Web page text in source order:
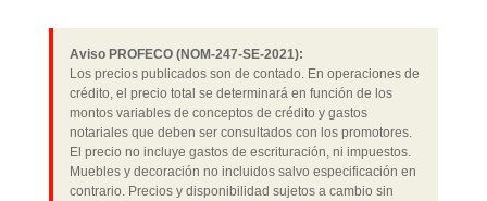
Aviso PROFECO (NOM-247-SE-2021):
Los precios publicados son de contado. En operaciones de
crédito, el precio total se determinará en función de los
montos variables de conceptos de crédito y gastos
notariales que deben ser consultados con los promotores.
El precio no incluye gastos de escrituración, ni impuestos.
Muebles y decoración no incluidos salvo especificación en
contrario. Precios y disponibilidad sujetos a cambio sin